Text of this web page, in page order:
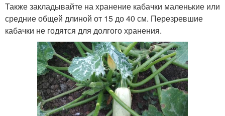
Также закладывайте на хранение кабачки маленькие или
средние общей длиной от 15 до 40 см. Перезревшие
кабачки не годятся для долгого хранения.